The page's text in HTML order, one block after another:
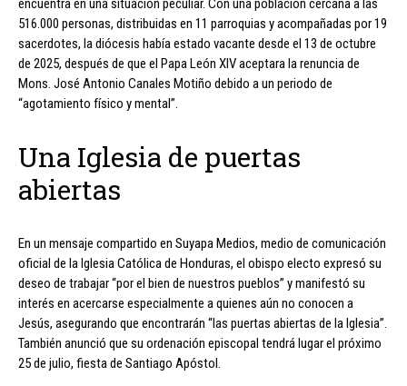
encuentra en una situación peculiar. Con una población cercana a las
516.000 personas, distribuidas en 11 parroquias y acompañadas por 19
sacerdotes, la diócesis había estado vacante desde el 13 de octubre
de 2025, después de que el Papa León XIV aceptara la renuncia de
Mons. José Antonio Canales Motiño debido a un periodo de
“agotamiento físico y mental”.
Una Iglesia de puertas
abiertas
En un mensaje compartido en Suyapa Medios, medio de comunicación
oficial de la Iglesia Católica de Honduras, el obispo electo expresó su
deseo de trabajar “por el bien de nuestros pueblos” y manifestó su
interés en acercarse especialmente a quienes aún no conocen a
Jesús, asegurando que encontrarán “las puertas abiertas de la Iglesia”.
También anunció que su ordenación episcopal tendrá lugar el próximo
25 de julio, fiesta de Santiago Apóstol.